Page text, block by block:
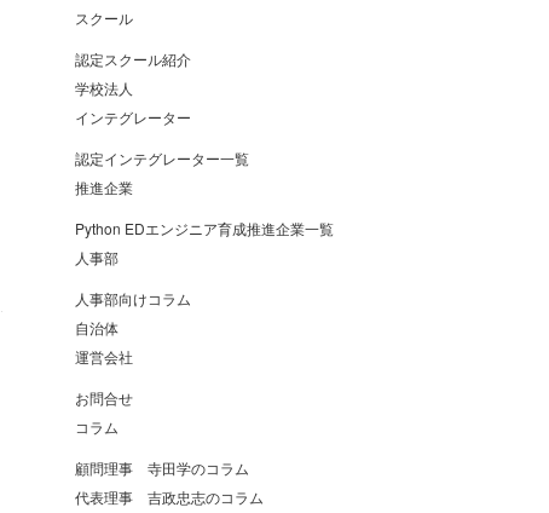
スクール
認定スクール紹介
学校法人
インテグレーター
認定インテグレーター一覧
推進企業
Python EDエンジニア育成推進企業一覧
人事部
人事部向けコラム
自治体
運営会社
お問合せ
コラム
顧問理事 寺田学のコラム
代表理事 吉政忠志のコラム